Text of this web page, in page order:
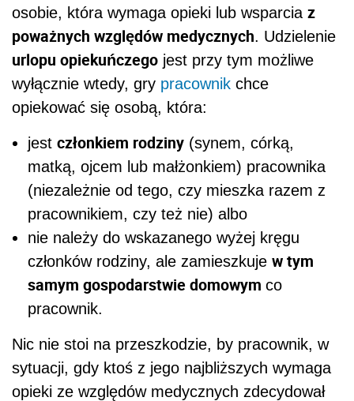
osobie, która wymaga opieki lub wsparcia z
poważnych względów medycznych. Udzielenie
urlopu opiekuńczego jest przy tym możliwe
wyłącznie wtedy, gry pracownik chce
opiekować się osobą, która:
jest członkiem rodziny (synem, córką,
matką, ojcem lub małżonkiem) pracownika
(niezależnie od tego, czy mieszka razem z
pracownikiem, czy też nie) albo
nie należy do wskazanego wyżej kręgu
członków rodziny, ale zamieszkuje w tym
samym gospodarstwie domowym co
pracownik.
Nic nie stoi na przeszkodzie, by pracownik, w
sytuacji, gdy ktoś z jego najbliższych wymaga
opieki ze względów medycznych zdecydował